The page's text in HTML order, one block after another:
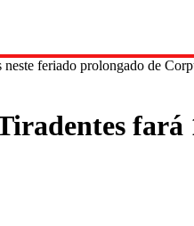
feriado prolongado de
fará